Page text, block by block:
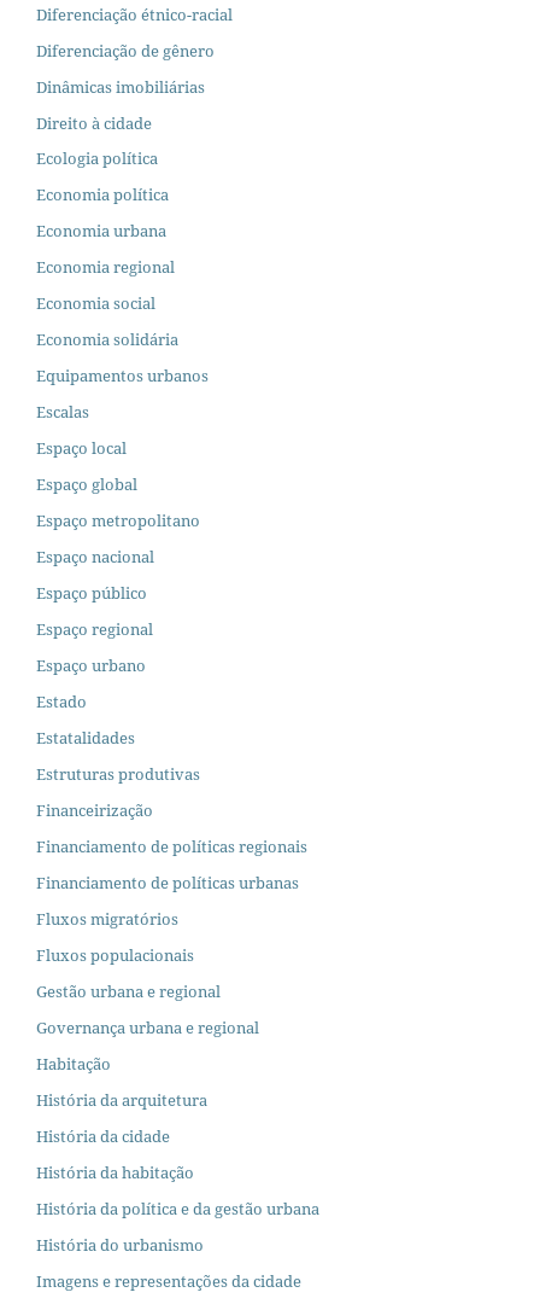
Diferenciação étnico-racial
Diferenciação de gênero
Dinâmicas imobiliárias
Direito à cidade
Ecologia política
Economia política
Economia urbana
Economia regional
Economia social
Economia solidária
Equipamentos urbanos
Escalas
Espaço local
Espaço global
Espaço metropolitano
Espaço nacional
Espaço público
Espaço regional
Espaço urbano
Estado
Estatalidades
Estruturas produtivas
Financeirização
Financiamento de políticas regionais
Financiamento de políticas urbanas
Fluxos migratórios
Fluxos populacionais
Gestão urbana e regional
Governança urbana e regional
Habitação
História da arquitetura
História da cidade
História da habitação
História da política e da gestão urbana
História do urbanismo
Imagens e representações da cidade